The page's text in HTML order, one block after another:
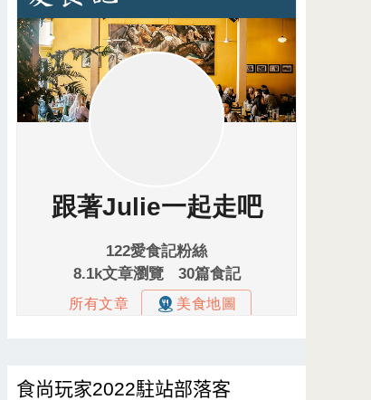
食尚玩家2022駐站部落客